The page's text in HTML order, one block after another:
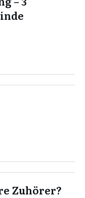
Zuhörer?